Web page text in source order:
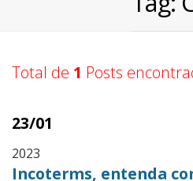
Total de 1 Posts
23/01
2023
Incoterms, entenda